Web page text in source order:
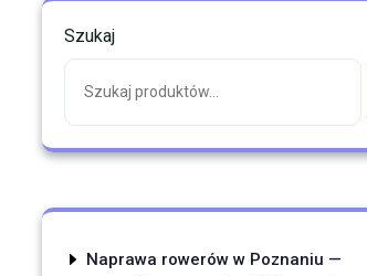
Szukaj
Naprawa rowerów w Poznaniu —